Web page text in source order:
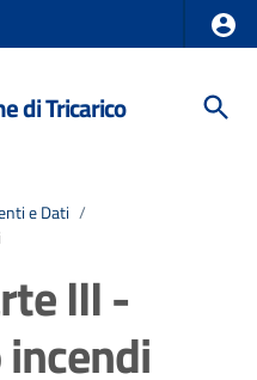
di Tricarico
e Dati /
III -